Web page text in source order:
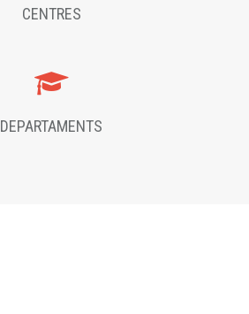
CENTRES
DEPARTAMENTS